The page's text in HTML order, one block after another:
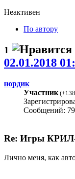
Неактивен
По автору
1
02.01.2018
нордик
Участник(+138
Сообщений: 79
Re: Игры КРИЛ-
Лично меня, как